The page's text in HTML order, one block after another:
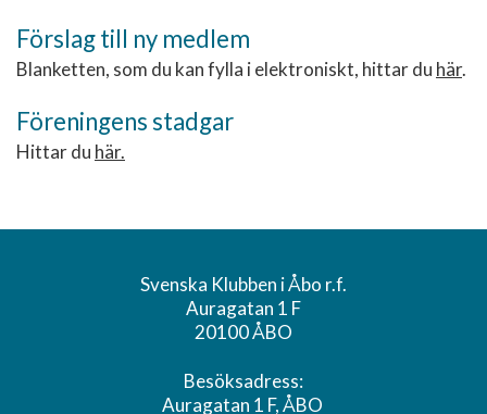
Förslag till ny medlem
Blanketten, som du kan fylla i elektroniskt, hittar du här.
Föreningens stadgar
Hittar du här.
Svenska Klubben i Åbo r.f.
Auragatan 1 F
20100 ÅBO
Besöksadress:
Auragatan 1 F, ÅBO